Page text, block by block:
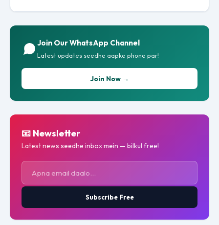
Join Our WhatsApp Channel
Latest updates seedhe aapke phone par!
Join Now →
📧 Newsletter
Latest news seedhe inbox mein — bilkul free!
Subscribe Free